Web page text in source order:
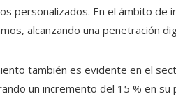
personalizados. En el ámbito de
alcanzando una penetración
también es evidente en el
un incremento del 15 % en